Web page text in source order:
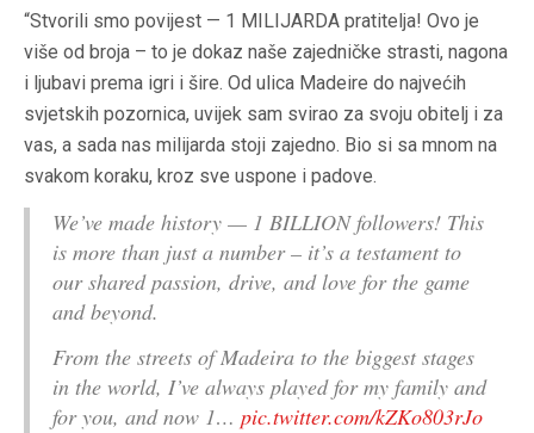
“Stvorili smo povijest — 1 MILIJARDA pratitelja! Ovo je
više od broja – to je dokaz naše zajedničke strasti, nagona
i ljubavi prema igri i šire. Od ulica Madeire do najvećih
svjetskih pozornica, uvijek sam svirao za svoju obitelj i za
vas, a sada nas milijarda stoji zajedno. Bio si sa mnom na
svakom koraku, kroz sve uspone i padove.
We’ve made history — 1 BILLION followers! This
is more than just a number – it’s a testament to
our shared passion, drive, and love for the game
and beyond.
From the streets of Madeira to the biggest stages
in the world, I’ve always played for my family and
for you, and now 1… pic.twitter.com/kZKo803rJo